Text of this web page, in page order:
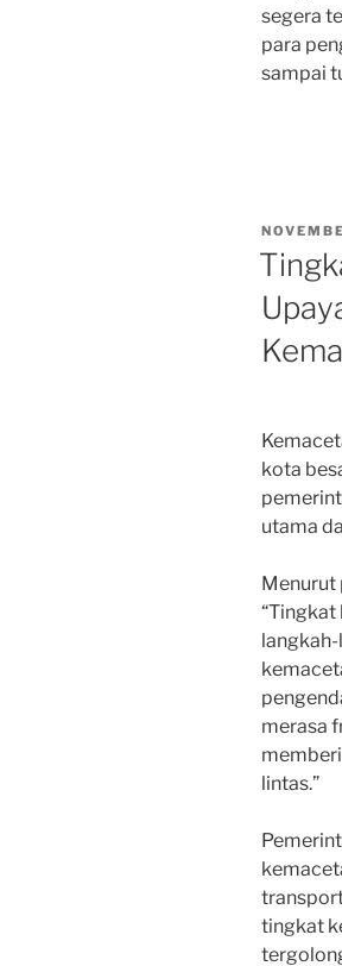
segera
para
sampai
POSTED
ON
kota
utama
Menurut
merasa
lintas.”
tingkat